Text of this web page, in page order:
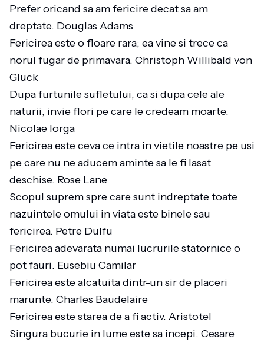
Prefer oricand sa am fericire decat sa am
dreptate. Douglas Adams
Fericirea este o floare rara; ea vine si trece ca
norul fugar de primavara. Christoph Willibald von
Gluck
Dupa furtunile sufletului, ca si dupa cele ale
naturii, invie flori pe care le credeam moarte.
Nicolae Iorga
Fericirea este ceva ce intra in vietile noastre pe usi
pe care nu ne aducem aminte sa le fi lasat
deschise. Rose Lane
Scopul suprem spre care sunt indreptate toate
nazuintele omului in viata este binele sau
fericirea. Petre Dulfu
Fericirea adevarata numai lucrurile statornice o
pot fauri. Eusebiu Camilar
Fericirea este alcatuita dintr-un sir de placeri
marunte. Charles Baudelaire
Fericirea este starea de a fi activ. Aristotel
Singura bucurie in lume este sa incepi. Cesare